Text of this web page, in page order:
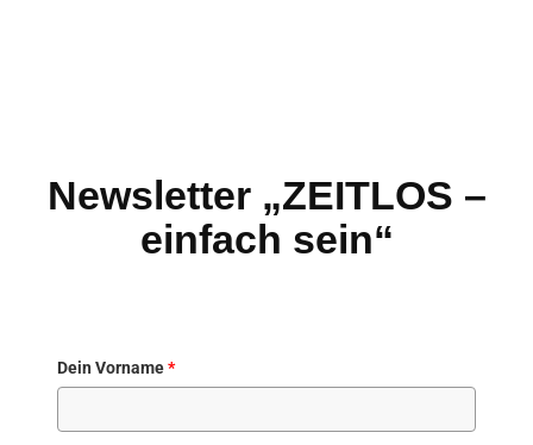
Newsletter „ZEITLOS –
einfach sein“
Dein Vorname*